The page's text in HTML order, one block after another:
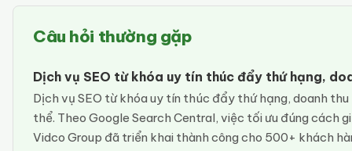
Câu hỏi thường gặp
Dịch vụ SEO từ khóa uy tín thúc đẩy thứ hạng,
Dịch vụ SEO từ khóa uy tín thúc đẩy thứ hạng, doanh
thể. Theo Google Search Central, việc tối ưu đúng cách
Vidco Group đã triển khai thành công cho 500+ khách